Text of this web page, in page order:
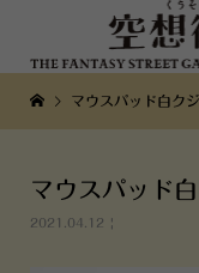
マウスパッド白ク
マウスパッド
2021.04.12